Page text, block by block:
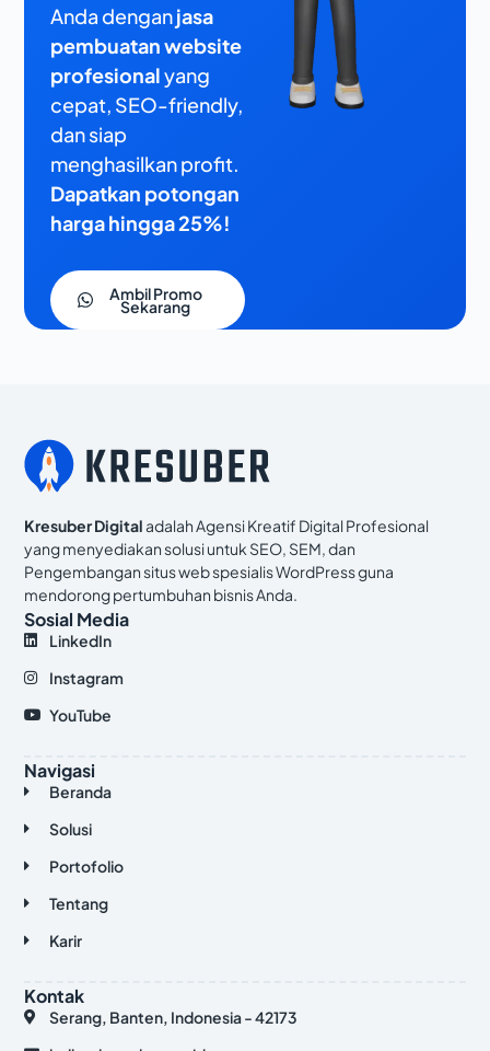
Anda denganjasa
pembuatan website
profesionalyang
cepat, SEO-friendly,
dan siap
menghasilkan profit.
Dapatkan potongan
harga hingga 25%!
Ambil Promo
Sekarang
Kresuber Digitaladalah Agensi Kreatif Digital Profesional
yang menyediakan solusi untuk SEO, SEM, dan
Pengembangan situs web spesialis WordPress guna
mendorong pertumbuhan bisnis Anda.
Sosial Media
LinkedIn
Instagram
YouTube
Navigasi
Beranda
Solusi
Portofolio
Tentang
Karir
Kontak
Serang, Banten, Indonesia - 42173